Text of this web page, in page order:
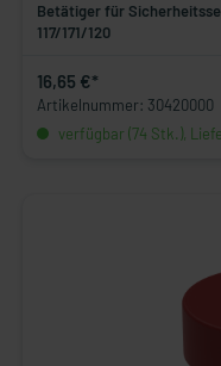
Betätiger für
117/171/120
16,65 €*
Artikelnummer: 30420000
verfügbar (74 Stk.),